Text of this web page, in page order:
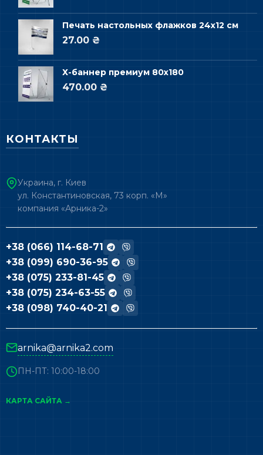
Печать настольных флажков 24х12 см
27.00 ₴
Х-баннер премиум 80х180
470.00 ₴
КОНТАКТЫ
Украина, г. Киев
ул. Константиновская, 73 корп. «М»
компания «Арника-2»
+38 (066) 114-68-71
+38 (099) 690-36-95
+38 (075) 233-81-45
+38 (075) 234-63-55
+38 (098) 740-40-21
arnika@arnika2.com
ПН-ПТ: 10:00-18:00
КАРТА САЙТА →